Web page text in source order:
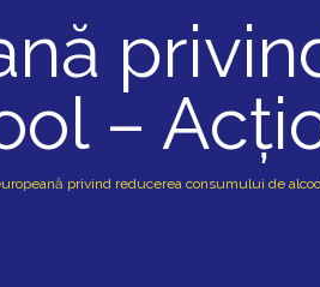
–
privind reducerea consumului de